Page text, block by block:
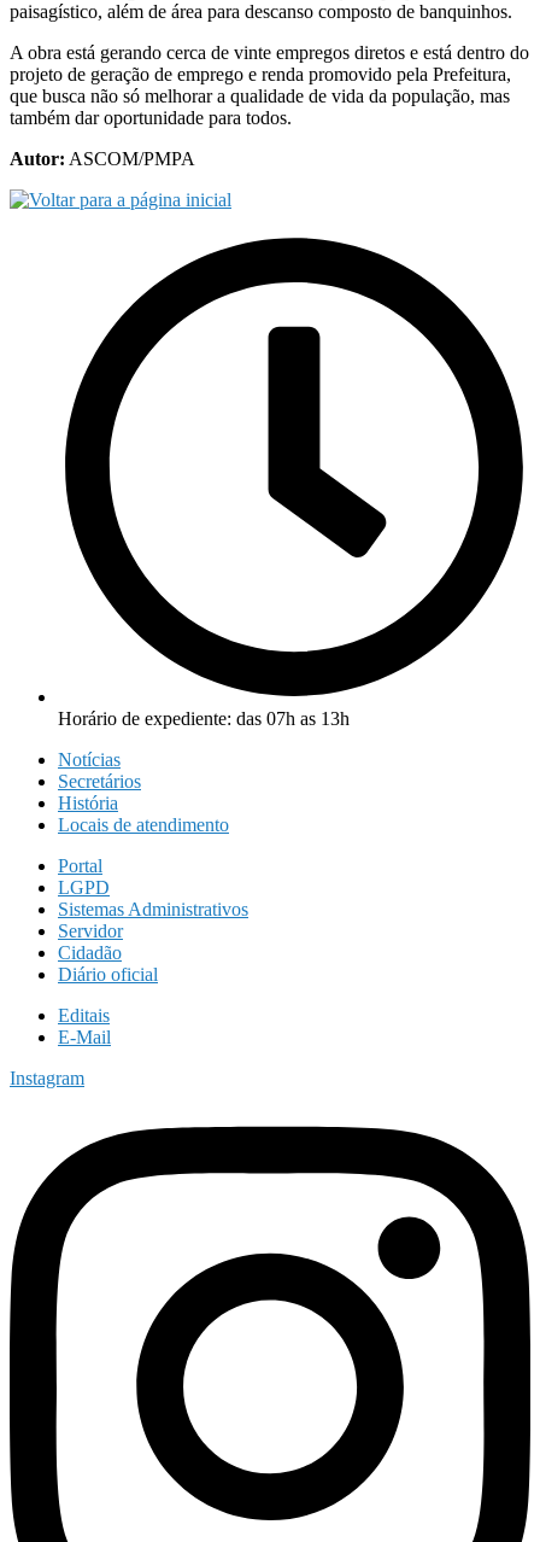
paisagístico, além de área para descanso composto de banquinhos.
A obra está gerando cerca de vinte empregos diretos e está dentro do
projeto de geração de emprego e renda promovido pela Prefeitura,
que busca não só melhorar a qualidade de vida da população, mas
também dar oportunidade para todos.
Autor: ASCOM/PMPA
Horário de expediente: das 07h as 13h
Notícias
Secretários
História
Locais de atendimento
Portal
LGPD
Sistemas Administrativos
Servidor
Cidadão
Diário oficial
Editais
E-Mail
Instagram